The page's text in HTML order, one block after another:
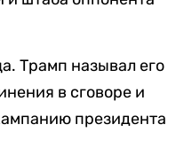
Трамп называл его
в сговоре и
президента